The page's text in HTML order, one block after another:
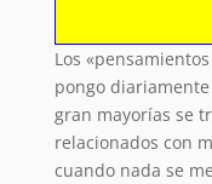
Los
pongo
gran mayorías se
relacionados con
cuando nada se